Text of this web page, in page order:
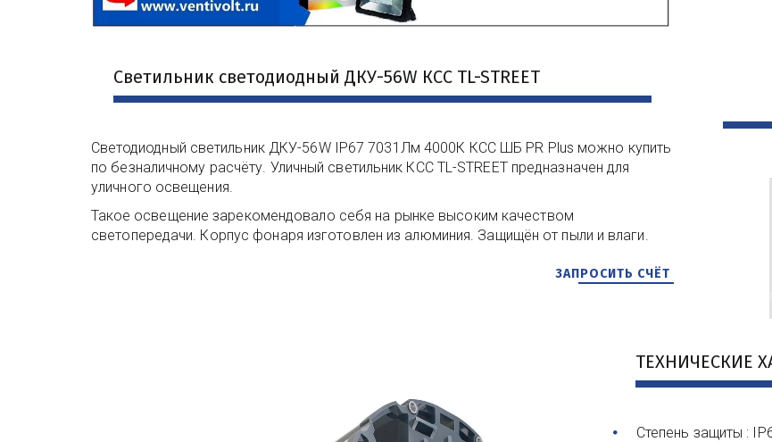
Светильник светодиодный ДКУ-56W КСС TL-STREET
Светодиодный светильник ДКУ-56W IP67 7031Лм 4000К КСС ШБ PR Plus можно купить
по безналичному расчёту. Уличный светильник КСС TL-STREET предназначен для
уличного освещения.
Такое освещение зарекомендовало себя на рынке высоким качеством
светопередачи. Корпус фонаря изготовлен из алюминия. Защищён от пыли и влаги.
ЗАПРОСИТЬ СЧЁТ
ТЕХНИЧЕСКИЕ
Степень защиты :